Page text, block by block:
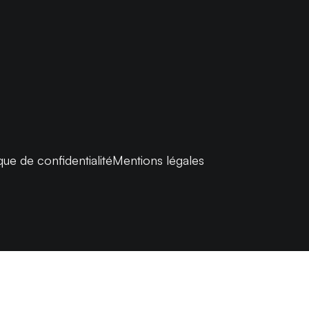
de confidentialitéMentions légales